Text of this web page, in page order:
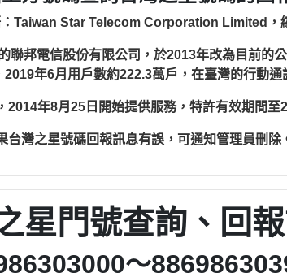
Taiwan Star Telecom Corporation Limited，
聯邦電信股份有限公司，於2013年改為目前的
2019年6月用戶數約222.3萬戶，在臺灣的行動
2014年8月25日開始提供服務，特許有效期間至
台灣之星號碼回報訊息有誤，可通知管理員刪除
星門號查詢、回
～